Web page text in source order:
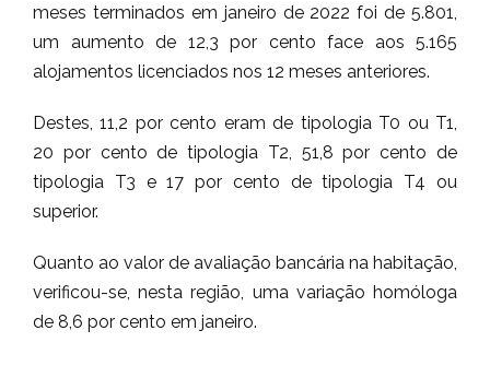
meses terminados em janeiro de 2022 foi de 5.801,
um aumento de 12,3 por cento face aos 5.165
alojamentos licenciados nos 12 meses anteriores.
Destes, 11,2 por cento eram de tipologia T0 ou T1,
20 por cento de tipologia T2, 51,8 por cento de
tipologia T3 e 17 por cento de tipologia T4 ou
superior.
Quanto ao valor de avaliação bancária na habitação,
verificou-se, nesta região, uma variação homóloga
de 8,6 por cento em janeiro.